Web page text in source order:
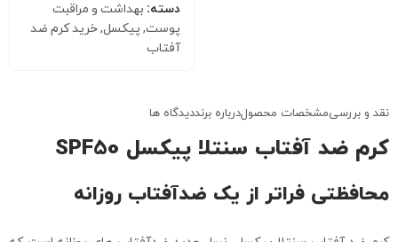
دسته: بهداشت و مراقبت
پوست, پیکسل,خرید کرم ضد
آفتاب
نقد و بررسیمشخصات محصولدرباره برنددیدگاه ها
کرم ضد آفتاب سنتلا پیکسل SPF50
محافظتی فراتر از یک ضدآفتاب روزانه